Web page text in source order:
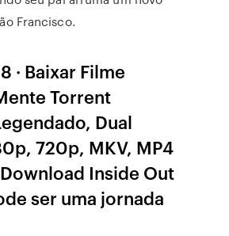
Francisco.
· Baixar Filme
Torrent
Dual
720p, MKV, MP4
Inside Out
ser uma jornada